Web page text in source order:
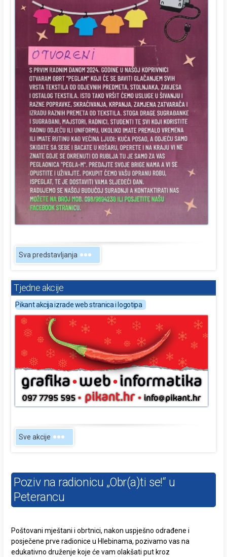
Sva predstavljanja
Tjedne akcije
Pikant akcija izrade web stranica i logotipa
Sve akcije
Poziv na radionicu „Obr(a)ti se!“ u
Peterancu
Poštovani mještani i obrtnici, nakon uspješno odrađene i
posječene prve radionice u Hlebinama, pozivamo vas na
edukativno druženje koje će vam olakšati put kroz